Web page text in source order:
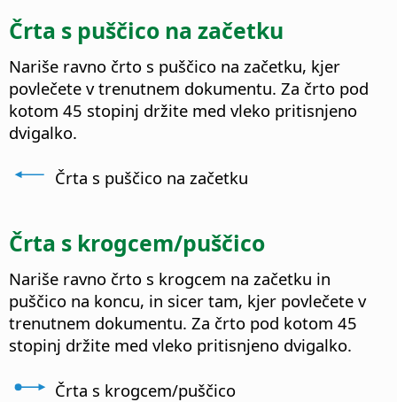
Črta s puščico na začetku
Nariše ravno črto s puščico na začetku, kjer
povlečete v trenutnem dokumentu. Za črto pod
kotom 45 stopinj držite med vleko pritisnjeno
dvigalko.
Črta s puščico na začetku
Črta s krogcem/puščico
Nariše ravno črto s krogcem na začetku in
puščico na koncu, in sicer tam, kjer povlečete v
trenutnem dokumentu. Za črto pod kotom 45
stopinj držite med vleko pritisnjeno dvigalko.
Črta s krogcem/puščico